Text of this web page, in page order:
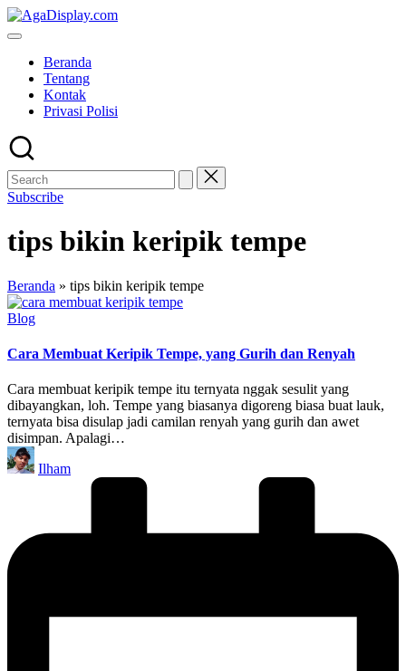
Skip
to
Beranda
Tentang
Kontak
Privasi Polisi
Subscribe
tips bikin keripik tempe
Beranda » tips bikin keripik tempe
Posted
Blog
Cara Membuat Keripik Tempe, yang Gurih dan Renyah
Cara membuat keripik tempe itu ternyata nggak sesulit yang
dibayangkan, loh. Tempe yang biasanya digoreng biasa buat lauk,
ternyata bisa disulap jadi camilan renyah yang gurih dan awet
disimpan. Apalagi…
Posted
by
Ilham